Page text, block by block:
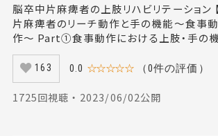
脳卒中片麻痺者の上肢リハビリテーション
片麻痺者のリーチ動作と手の機能～食事
作～ Part①食事動作における上肢・手の
163 0.0 ☆☆☆☆☆ （0件の評価）
1725回視聴 ・ 2023/06/02公開